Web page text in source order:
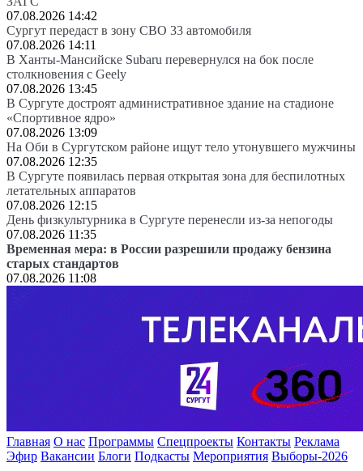
07.08.2026 14:42
Сургут передаст в зону СВО 33 автомобиля
07.08.2026 14:11
В Ханты-Мансийске Subaru перевернулся на бок после
столкновения с Geely
07.08.2026 13:45
В Сургуте достроят административное здание на стадионе
«Спортивное ядро»
07.08.2026 13:09
На Оби в Сургутском районе ищут тело утонувшего мужчины
07.08.2026 12:35
В Сургуте появилась первая открытая зона для беспилотных
летательных аппаратов
07.08.2026 12:15
День физкультурника в Сургуте перенесли из-за непогоды
07.08.2026 11:35
Временная мера: в России разрешили продажу бензина
старых стандартов
07.08.2026 11:08
Главная О нас Программы Спецпроекты Контакты Реклама
Эфир Вакансии Блоги Подкасты Мероприятия Выборы-2026